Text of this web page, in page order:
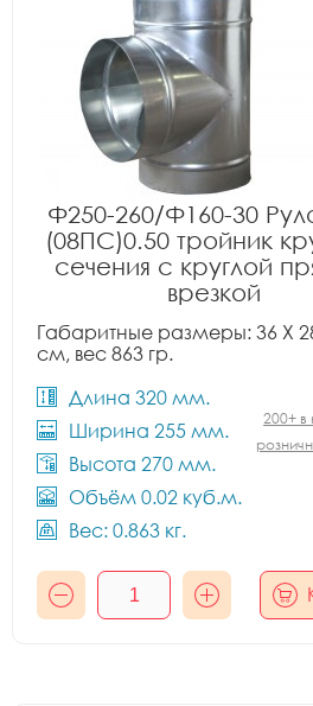
Ф250-260/Ф160-30
(08ПС)0.50 тройник
сечения с круглой
врезкой
Габаритные размеры: 36 X
см, вес 863 гр.
Длина 320 мм.
Ширина 255 мм.
Высота 270 мм.
Объём 0.02 куб.м.
Вес: 0.863 кг.
200+ в